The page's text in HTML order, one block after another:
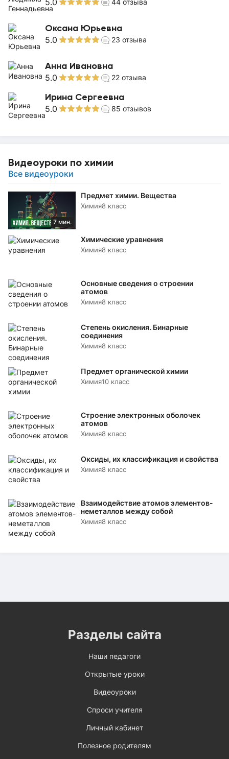
5.0 44 отзыва
Оксана Юрьевна
5.0 23 отзыва
Анна Ивановна
5.0 22 отзыва
Ирина Сергеевна
5.0 85 отзывов
Видеоуроки по химии
Все видеоуроки
7 мин.
Предмет химии. Вещества
Химия8 класс
Химические уравнения
Химия8 класс
Основные сведения о строении
атомов
Химия8 класс
Степень окисления. Бинарные
соединения
Химия8 класс
Предмет органической химии
Химия10 класс
Строение электронных оболочек
атомов
Химия8 класс
Оксиды, их классификация и свойства
Химия8 класс
Взаимодействие атомов элементов-
неметаллов между собой
Химия8 класс
Разделы сайта
Наши педагоги
Открытые уроки
Видеоуроки
Спроси учителя
Личный кабинет
Полезное родителям